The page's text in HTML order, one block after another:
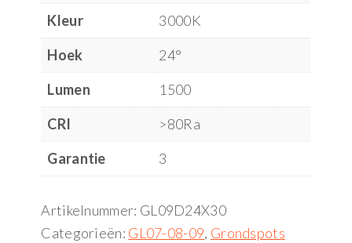
Kleur
3000K
Hoek
24°
Lumen
1500
CRI
>80Ra
Garantie
3
Artikelnummer: GL09D24X30
Categorieën: GL07-08-09, Grondspots